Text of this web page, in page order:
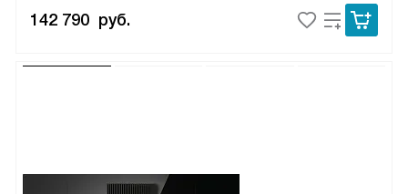
142 790 руб.